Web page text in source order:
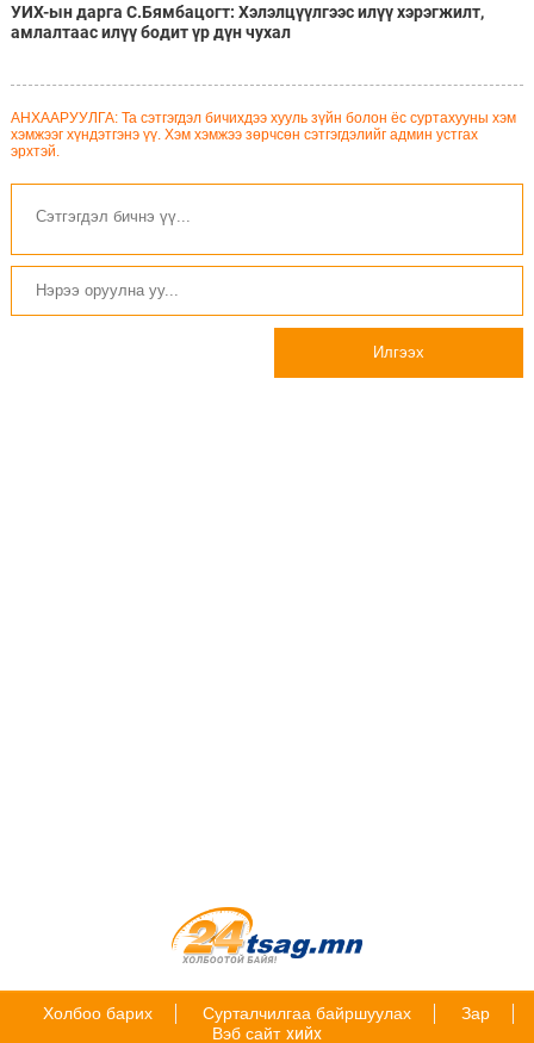
УИХ-ын дарга С.Бямбацогт: Хэлэлцүүлгээс илүү хэрэгжилт,
амлалтаас илүү бодит үр дүн чухал
АНХААРУУЛГА: Та сэтгэгдэл бичихдээ хууль зүйн болон ёс суртахууны хэм
хэмжээг хүндэтгэнэ үү. Хэм хэмжээ зөрчсөн сэтгэгдэлийг админ устгах
эрхтэй.
Илгээх
Холбоо барих Сурталчилгаа байршуулах
Зар
Вэб сайт хийх